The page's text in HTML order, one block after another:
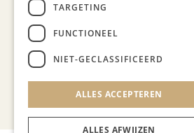
Een
voorbij
Bekijk alle artikelen
TARGETING
FUNCTIONEEL
NIET-GECLASSIFICEERD
ALLES ACCEPTEREN
ALLES AFWIJZEN